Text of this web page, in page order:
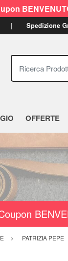
Spedizione
Ricerca Prodotto
OFFERTE
PATRIZIA PEPE